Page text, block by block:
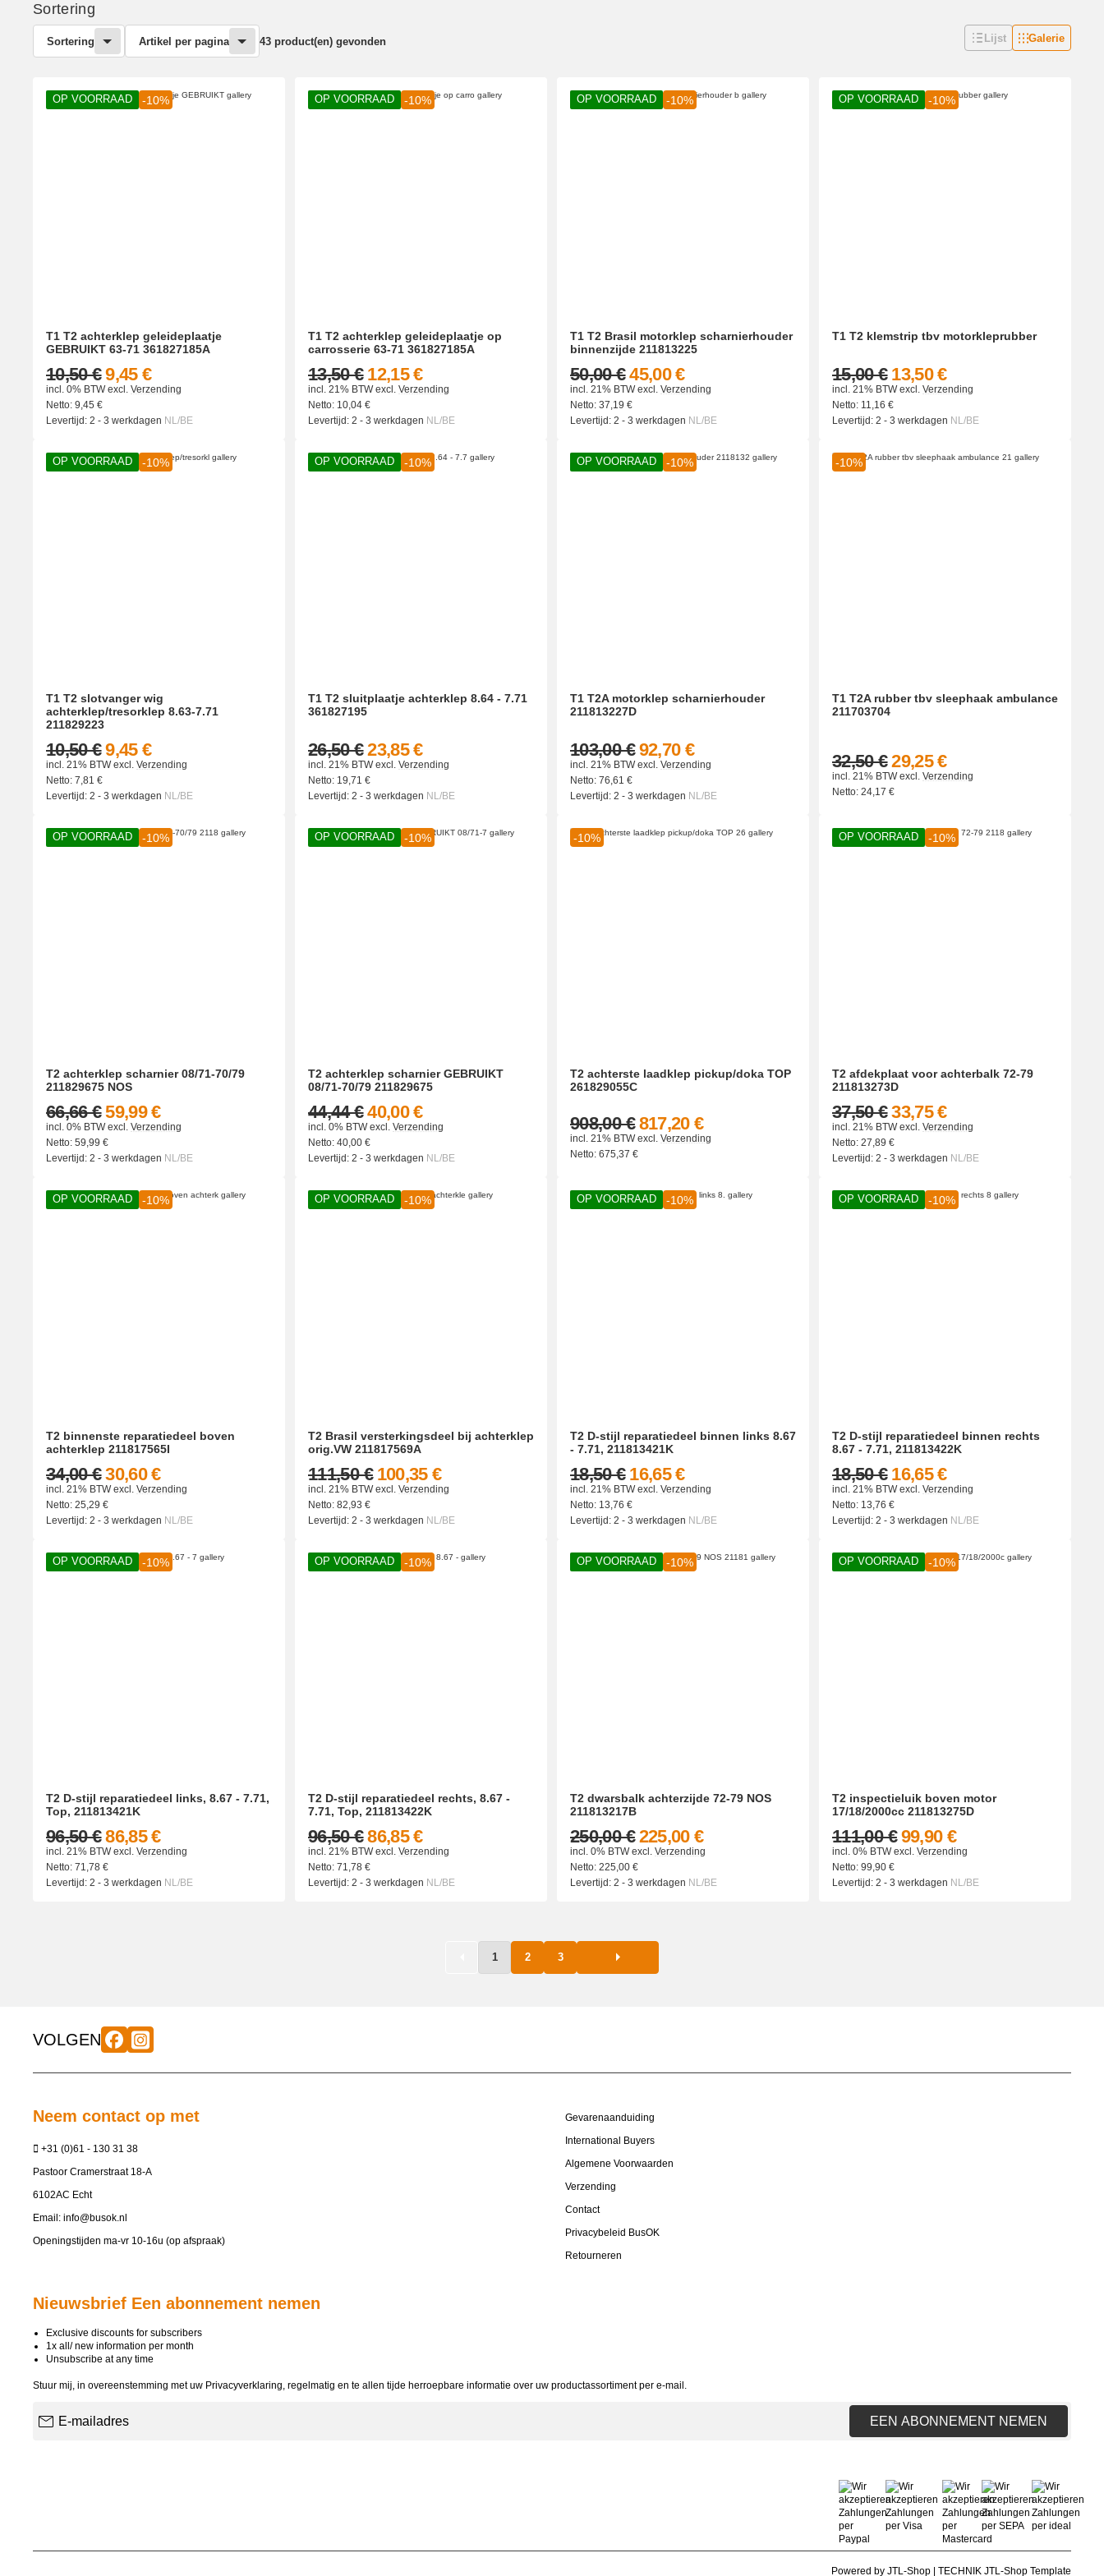
Sortering
Sortering Artikel per pagina 43 product(en) gevonden Lijst Galerie
OP VOORRAAD -10%
T1 T2 achterklep geleideplaatje
GEBRUIKT 63-71 361827185A
9,45 €
10,50 €
incl. 0% BTWexcl. Verzending
Netto: 9,45 €
Levertijd: 2 - 3 werkdagen NL/BE
OP VOORRAAD -10%
T1 T2 achterklep geleideplaatje op
carrosserie 63-71 361827185A
12,15 €
13,50 €
incl. 21% BTWexcl. Verzending
Netto: 10,04 €
Levertijd: 2 - 3 werkdagen NL/BE
OP VOORRAAD -10%
T1 T2 Brasil motorklep scharnierhouder
binnenzijde 211813225
45,00 €
50,00 €
incl. 21% BTWexcl. Verzending
Netto: 37,19 €
Levertijd: 2 - 3 werkdagen NL/BE
OP VOORRAAD -10%
T1 T2 klemstrip tbv motorkleprubber
13,50 €
15,00 €
incl. 21% BTWexcl. Verzending
Netto: 11,16 €
Levertijd: 2 - 3 werkdagen NL/BE
OP VOORRAAD -10%
T1 T2 slotvanger wig
achterklep/tresorklep 8.63-7.71
211829223
9,45 €
10,50 €
incl. 21% BTWexcl. Verzending
Netto: 7,81 €
Levertijd: 2 - 3 werkdagen NL/BE
OP VOORRAAD -10%
T1 T2 sluitplaatje achterklep 8.64 - 7.71
361827195
23,85 €
26,50 €
incl. 21% BTWexcl. Verzending
Netto: 19,71 €
Levertijd: 2 - 3 werkdagen NL/BE
OP VOORRAAD -10%
T1 T2A motorklep scharnierhouder
211813227D
92,70 €
103,00 €
incl. 21% BTWexcl. Verzending
Netto: 76,61 €
Levertijd: 2 - 3 werkdagen NL/BE
-10%
T1 T2A rubber tbv sleephaak ambulance
211703704
29,25 €
32,50 €
incl. 21% BTWexcl. Verzending
Netto: 24,17 €
OP VOORRAAD -10%
T2 achterklep scharnier 08/71-70/79
211829675 NOS
59,99 €
66,66 €
incl. 0% BTWexcl. Verzending
Netto: 59,99 €
Levertijd: 2 - 3 werkdagen NL/BE
OP VOORRAAD -10%
T2 achterklep scharnier GEBRUIKT
08/71-70/79 211829675
40,00 €
44,44 €
incl. 0% BTWexcl. Verzending
Netto: 40,00 €
Levertijd: 2 - 3 werkdagen NL/BE
-10%
T2 achterste laadklep pickup/doka TOP
261829055C
817,20 €
908,00 €
incl. 21% BTWexcl. Verzending
Netto: 675,37 €
OP VOORRAAD -10%
T2 afdekplaat voor achterbalk 72-79
211813273D
33,75 €
37,50 €
incl. 21% BTWexcl. Verzending
Netto: 27,89 €
Levertijd: 2 - 3 werkdagen NL/BE
OP VOORRAAD -10%
T2 binnenste reparatiedeel boven
achterklep 211817565I
30,60 €
34,00 €
incl. 21% BTWexcl. Verzending
Netto: 25,29 €
Levertijd: 2 - 3 werkdagen NL/BE
OP VOORRAAD -10%
T2 Brasil versterkingsdeel bij achterklep
orig.VW 211817569A
100,35 €
111,50 €
incl. 21% BTWexcl. Verzending
Netto: 82,93 €
Levertijd: 2 - 3 werkdagen NL/BE
OP VOORRAAD -10%
T2 D-stijl reparatiedeel binnen links 8.67
- 7.71, 211813421K
16,65 €
18,50 €
incl. 21% BTWexcl. Verzending
Netto: 13,76 €
Levertijd: 2 - 3 werkdagen NL/BE
OP VOORRAAD -10%
T2 D-stijl reparatiedeel binnen rechts
8.67 - 7.71, 211813422K
16,65 €
18,50 €
incl. 21% BTWexcl. Verzending
Netto: 13,76 €
Levertijd: 2 - 3 werkdagen NL/BE
OP VOORRAAD -10%
T2 D-stijl reparatiedeel links, 8.67 - 7.71,
Top, 211813421K
86,85 €
96,50 €
incl. 21% BTWexcl. Verzending
Netto: 71,78 €
Levertijd: 2 - 3 werkdagen NL/BE
OP VOORRAAD -10%
T2 D-stijl reparatiedeel rechts, 8.67 -
7.71, Top, 211813422K
86,85 €
96,50 €
incl. 21% BTWexcl. Verzending
Netto: 71,78 €
Levertijd: 2 - 3 werkdagen NL/BE
OP VOORRAAD -10%
T2 dwarsbalk achterzijde 72-79 NOS
211813217B
225,00 €
250,00 €
incl. 0% BTWexcl. Verzending
Netto: 225,00 €
Levertijd: 2 - 3 werkdagen NL/BE
OP VOORRAAD -10%
T2 inspectieluik boven motor
17/18/2000cc 211813275D
99,90 €
111,00 €
incl. 0% BTWexcl. Verzending
Netto: 99,90 €
Levertijd: 2 - 3 werkdagen NL/BE
1 2 3
VOLGEN
Neem contact op met
+31 (0)61 - 130 31 38
Pastoor Cramerstraat 18-A
6102AC Echt
Email: info@busok.nl
Openingstijden ma-vr 10-16u (op afspraak)
Gevarenaanduiding
International Buyers
Algemene Voorwaarden
Verzending
Contact
Privacybeleid BusOK
Retourneren
Nieuwsbrief Een abonnement nemen
Exclusive discounts for subscribers
1x all/ new information per month
Unsubscribe at any time
Stuur mij, in overeenstemming met uw Privacyverklaring, regelmatig en te allen tijde herroepbare informatie over uw productassortiment per e-mail.
EEN ABONNEMENT NEMEN
Powered by JTL-Shop TECHNIK JTL-Shop Template